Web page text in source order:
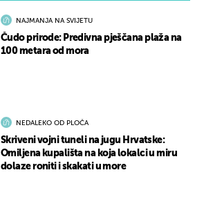
NAJMANJA NA SVIJETU
Čudo prirode: Predivna pješčana plaža na
100 metara od mora
NEDALEKO OD PLOČA
Skriveni vojni tuneli na jugu Hrvatske:
Omiljena kupališta na koja lokalci u miru
dolaze roniti i skakati u more